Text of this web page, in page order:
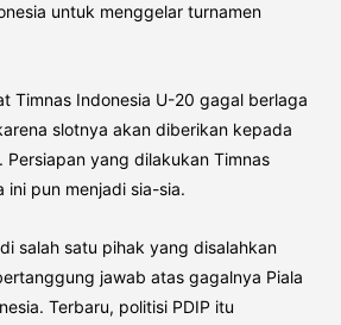
untuk menggelar turnamen
Timnas Indonesia U-20 gagal berlaga
slotnya akan diberikan kepada
yang dilakukan Timnas
ini pun menjadi sia-sia.
salah satu pihak yang disalahkan
jawab atas gagalnya Piala
Terbaru, politisi PDIP itu